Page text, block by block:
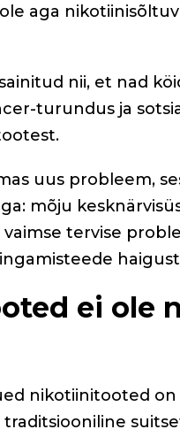
aga
nii, et nad
turundus ja
uus probleem,
mõju
tervise
ei ole
nikotiinitooted